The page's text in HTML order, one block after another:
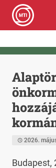
2026.
Budapest,